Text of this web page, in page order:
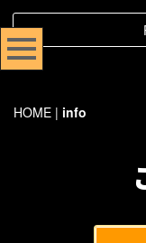
HOME | info